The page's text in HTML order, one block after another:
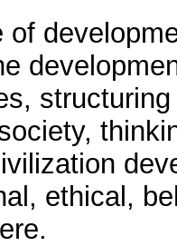
of
ethical,